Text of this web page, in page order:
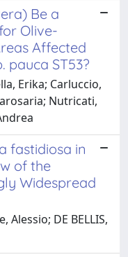
Be a
Olive-
Affected
pauca ST53?
Erika; Carluccio,
Nutricati,
fastidiosa in
of the
Widespread
Alessio; DE BELLIS,